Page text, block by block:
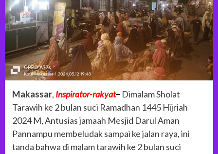
Makassar, Inspirator-rakyat– Dimalam Sholat
Tarawih ke 2 bulan suci Ramadhan 1445 Hijriah
2024 M, Antusias jamaah Mesjid Darul Aman
Pannampu membeludak sampai ke jalan raya, ini
tanda bahwa di malam tarawih ke 2 bulan suci